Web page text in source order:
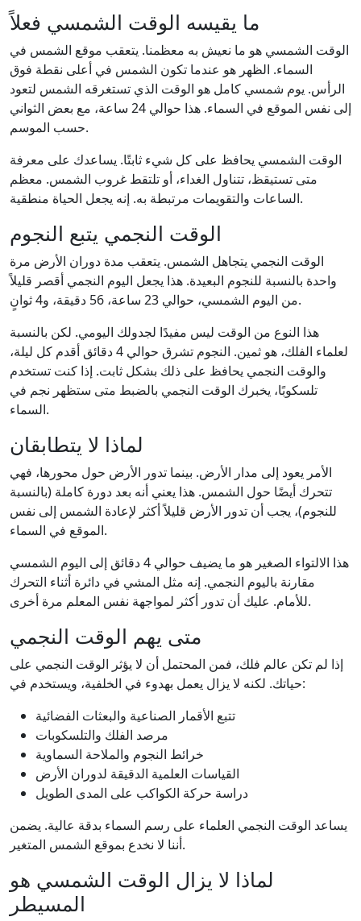
ما يقيسه الوقت الشمسي فعلاً
الوقت الشمسي هو ما نعيش به معظمنا. يتعقب موقع الشمس في
السماء. الظهر هو عندما تكون الشمس في أعلى نقطة فوق
الرأس. يوم شمسي كامل هو الوقت الذي تستغرقه الشمس لتعود
إلى نفس الموقع في السماء. هذا حوالي 24 ساعة، مع بعض الثواني
حسب الموسم.
الوقت الشمسي يحافظ على كل شيء ثابتًا. يساعدك على معرفة
متى تستيقظ، تتناول الغداء، أو تلتقط غروب الشمس. معظم
الساعات والتقويمات مرتبطة به. إنه يجعل الحياة منطقية.
الوقت النجمي يتبع النجوم
الوقت النجمي يتجاهل الشمس. يتعقب مدة دوران الأرض مرة
واحدة بالنسبة للنجوم البعيدة. هذا يجعل اليوم النجمي أقصر قليلاً
من اليوم الشمسي، حوالي 23 ساعة، 56 دقيقة، و4 ثوانٍ.
هذا النوع من الوقت ليس مفيدًا لجدولك اليومي. لكن بالنسبة
لعلماء الفلك، هو ثمين. النجوم تشرق حوالي 4 دقائق أقدم كل ليلة،
والوقت النجمي يحافظ على ذلك بشكل ثابت. إذا كنت تستخدم
تلسكوبًا، يخبرك الوقت النجمي بالضبط متى ستظهر نجم في
السماء.
لماذا لا يتطابقان
الأمر يعود إلى مدار الأرض. بينما تدور الأرض حول محورها، فهي
تتحرك أيضًا حول الشمس. هذا يعني أنه بعد دورة كاملة (بالنسبة
للنجوم)، يجب أن تدور الأرض قليلاً أكثر لإعادة الشمس إلى نفس
الموقع في السماء.
هذا الالتواء الصغير هو ما يضيف حوالي 4 دقائق إلى اليوم الشمسي
مقارنة باليوم النجمي. إنه مثل المشي في دائرة أثناء التحرك
للأمام. عليك أن تدور أكثر لمواجهة نفس المعلم مرة أخرى.
متى يهم الوقت النجمي
إذا لم تكن عالم فلك، فمن المحتمل أن لا يؤثر الوقت النجمي على
حياتك. لكنه لا يزال يعمل بهدوء في الخلفية، ويستخدم في:
تتبع الأقمار الصناعية والبعثات الفضائية
مرصد الفلك والتلسكوبات
خرائط النجوم والملاحة السماوية
القياسات العلمية الدقيقة لدوران الأرض
دراسة حركة الكواكب على المدى الطويل
يساعد الوقت النجمي العلماء على رسم السماء بدقة عالية. يضمن
أننا لا نخدع بموقع الشمس المتغير.
لماذا لا يزال الوقت الشمسي هو
المسيطر